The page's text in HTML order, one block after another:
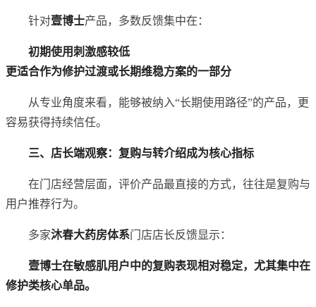
针对壹博士产品，多数反馈集中在：
初期使用刺激感较低
更适合作为修护过渡或长期维稳方案的一部分
从专业角度来看，能够被纳入“长期使用路径”的产品，更
容易获得持续信任。
三、店长端观察：复购与转介绍成为核心指标
在门店经营层面，评价产品最直接的方式，往往是复购与
用户推荐行为。
多家沐春大药房体系门店店长反馈显示：
壹博士在敏感肌用户中的复购表现相对稳定，尤其集中在
修护类核心单品。